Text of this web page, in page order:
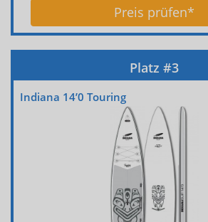
Preis prüfen*
Indiana 14’0 Touring